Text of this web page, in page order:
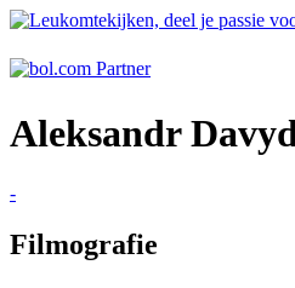
Aleksandr
-
Filmografie